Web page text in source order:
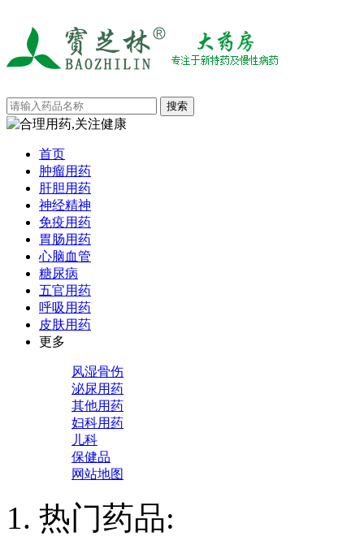
首页
肿瘤用药
肝胆用药
神经精神
免疫用药
胃肠用药
心脑血管
糖尿病
五官用药
呼吸用药
皮肤用药
更多
风湿骨伤
泌尿用药
其他用药
妇科用药
儿科
保健品
网站地图
热门药品: